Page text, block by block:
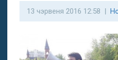
13 чэрвеня 2016 12:58 |